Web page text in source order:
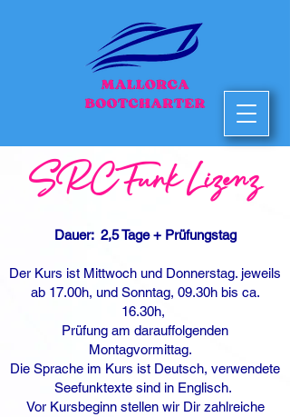
SRC Funk Lizenz
Dauer: 2,5 Tage + Prüfungstag
Der Kurs ist Mittwoch und Donnerstag. jeweils
ab 17.00h, und Sonntag, 09.30h bis ca.
16.30h,
Prüfung am darauffolgenden
Montagvormittag.
Die Sprache im Kurs ist Deutsch, verwendete
Seefunktexte sind in Englisch.
Vor Kursbeginn stellen wir Dir zahlreiche